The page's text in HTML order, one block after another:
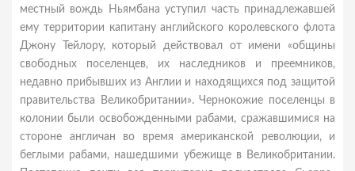
местный вождь Ньямбана уступил часть принадлежавшей
ему территории капитану английского королевского флота
Джону Тейлору, который действовал от имени «общины
свободных поселенцев, их наследников и преемников,
недавно прибывших из Англии и находящихся под защитой
правительства Великобритании». Чернокожие поселенцы в
колонии были освобожденными рабами, сражавшимися на
стороне англичан во время американской революции, и
беглыми рабами, нашедшими убежище в Великобритании.